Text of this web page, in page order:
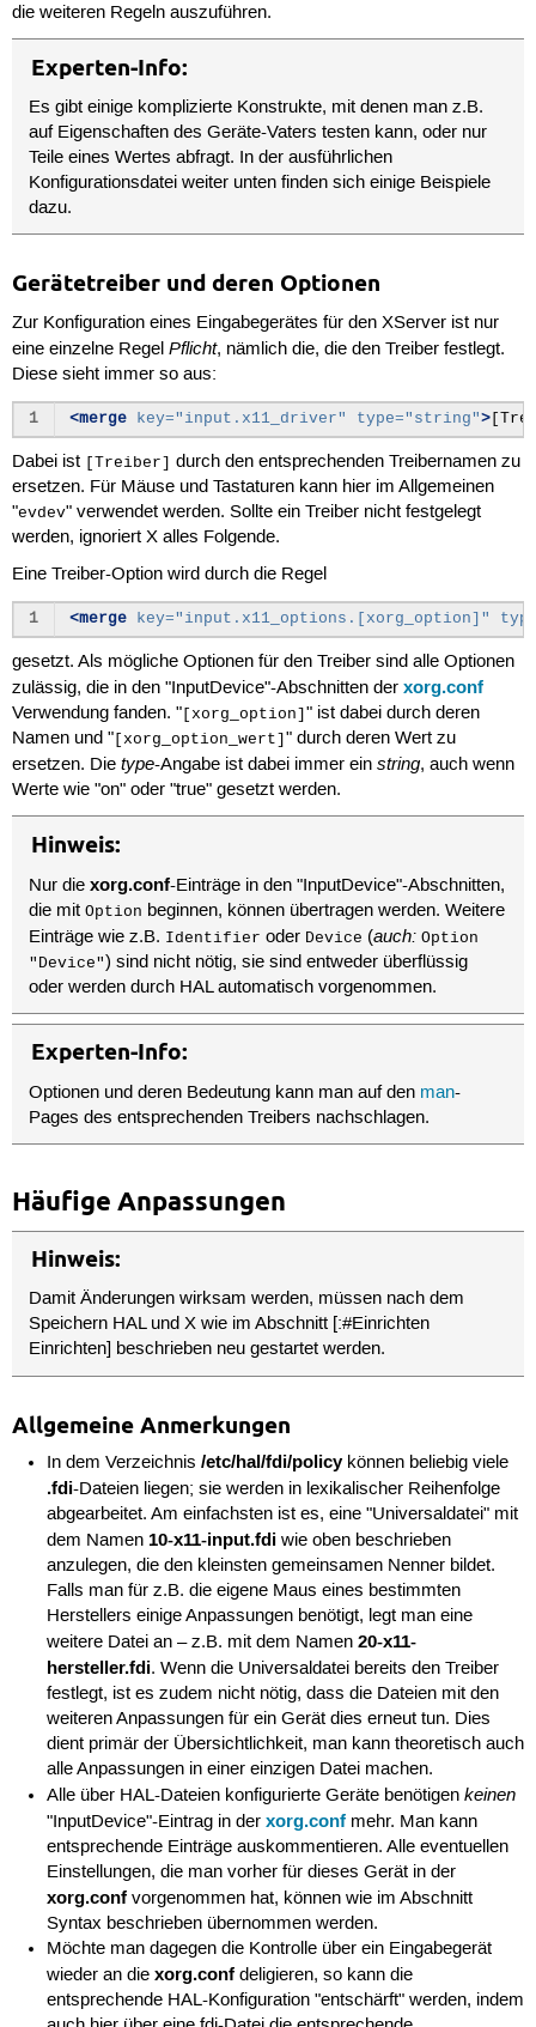
die weiteren Regeln auszuführen.
Experten-Info:
Es gibt einige komplizierte Konstrukte, mit denen man z.B.
auf Eigenschaften des Geräte-Vaters testen kann, oder nur
Teile eines Wertes abfragt. In der ausführlichen
Konfigurationsdatei weiter unten finden sich einige Beispiele
dazu.
Gerätetreiber und deren Optionen
Zur Konfiguration eines Eingabegerätes für den XServer ist nur
eine einzelne Regel Pflicht, nämlich die, die den Treiber festlegt.
Diese sieht immer so aus:
1 <merge key="input.x11_driver" type="string">
Dabei ist [Treiber]
durch den entsprechenden Treibernamen zu
ersetzen. Für Mäuse und Tastaturen kann hier im Allgemeinen
"evdev" verwendet werden. Sollte ein Treiber nicht festgelegt
werden, ignoriert X alles Folgende.
Eine Treiber-Option wird durch die Regel
1 <merge key="input.x11_options.[xorg_option]"
gesetzt. Als mögliche Optionen für den Treiber sind alle Optionen
zulässig, die in den "InputDevice"-Abschnitten der xorg.conf
Verwendung fanden. "[xorg_option] " ist dabei durch deren
Namen und "[xorg_option_wert] " durch deren Wert zu
ersetzen. Die type-Angabe ist dabei immer ein string, auch wenn
Werte wie "on" oder "true" gesetzt werden.
Hinweis:
Nur diexorg.conf-Einträge in den "InputDevice"-Abschnitten,
die mitOption beginnen, können übertragen werden. Weitere
Einträge wie z.B. Identifier oder Device (auch: Option
"Device") sind nicht nötig, sie sind entweder überflüssig
oder werden durch HAL automatisch vorgenommen.
Experten-Info:
Optionen und deren Bedeutung kann man auf den man-
Pages des entsprechenden Treibers nachschlagen.
Häufige Anpassungen
Hinweis:
Damit Änderungen wirksam werden, müssen nach dem
Speichern HAL und X wie im Abschnitt [:#Einrichten
Einrichten] beschrieben neu gestartet werden.
Allgemeine Anmerkungen
In dem Verzeichnis/etc/hal/fdi/policy können beliebig viele
.fdi-Dateien liegen; sie werden in lexikalischer Reihenfolge
abgearbeitet. Am einfachsten ist es, eine "Universaldatei" mit
dem Namen 10-x11-input.fdi wie oben beschrieben
anzulegen, die den kleinsten gemeinsamen Nenner bildet.
Falls man für z.B. die eigene Maus eines bestimmten
Herstellers einige Anpassungen benötigt, legt man eine
weitere Datei an – z.B. mit dem Namen20-x11-
hersteller.fdi. Wenn die Universaldatei bereits den Treiber
festlegt, ist es zudem nicht nötig, dass die Dateien mit den
weiteren Anpassungen für ein Gerät dies erneut tun. Dies
dient primär der Übersichtlichkeit, man kann theoretisch auch
alle Anpassungen in einer einzigen Datei machen.
Alle über HAL-Dateien konfigurierte Geräte benötigenkeinen
"InputDevice"-Eintrag in derxorg.conf mehr. Man kann
entsprechende Einträge auskommentieren. Alle eventuellen
Einstellungen, die man vorher für dieses Gerät in der
xorg.conf vorgenommen hat, können wie im Abschnitt
Syntax beschrieben übernommen werden.
Möchte man dagegen die Kontrolle über ein Eingabegerät
wieder an diexorg.conf deligieren, so kann die
entsprechende HAL-Konfiguration "entschärft" werden, indem